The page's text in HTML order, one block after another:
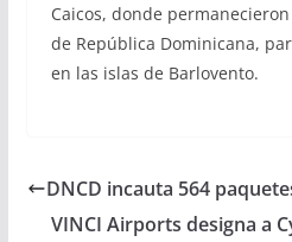
Caicos, donde
de República Dominicana,
en las islas de Barlovento.
DNCD incauta 564
VINCI Airports designa a